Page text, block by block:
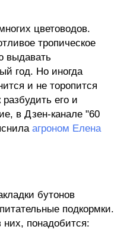
цветоводов.
тропическое
выдавать
год. Но иногда
и не торопится
его и
в Дзен-канале "60
агроном Елена
бутонов
подкормки.
них, понадобится: